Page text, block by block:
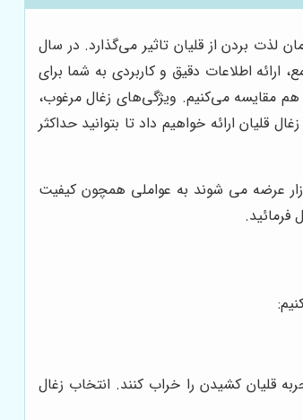
لذت بردن از قلیان تاثیر می‌گذارد. در سال
ارائه اطلاعات دقیق و کاربردی به شما برای
هم مقایسه می‌کنیم. ویژگی‌های زغال مرغوب،
ارائه خواهیم داد تا بتوانید حداکثر
عرضه می شوند به عواملی همچون کیفیت
فرمائید.
قلیان کشیدن را خراب کنند. انتخاب زغال